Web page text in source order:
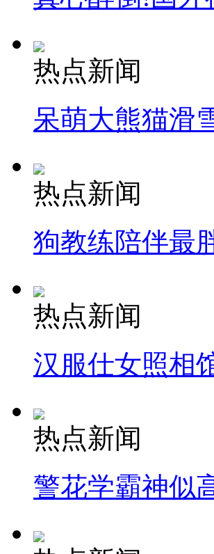
热点新闻
呆萌大熊猫滑
热点新闻
狗教练陪伴最
热点新闻
汉服仕女照相
热点新闻
警花学霸神似